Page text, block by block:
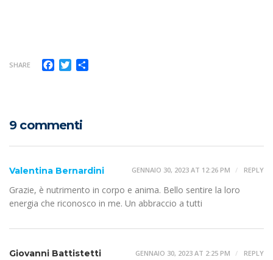
SHARE Facebook
Twitter
9 commenti
Valentina Bernardini GENNAIO 30, 2023 AT 12:26 PM REPLY
Grazie, è nutrimento in corpo e anima. Bello sentire la loro
energia che riconosco in me. Un abbraccio a tutti
Giovanni Battistetti GENNAIO 30, 2023 AT 2:25 PM REPLY